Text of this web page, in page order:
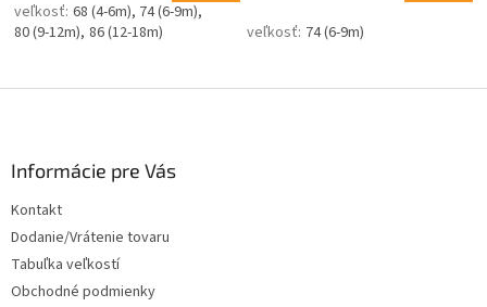
68 (4-6m) 74 (6-9m)
80 (9-12m) 86 (12-18m) 74 (6-9m)
Informácie pre Vás
Kontakt
Dodanie/Vrátenie tovaru
Tabuľka veľkostí
Obchodné podmienky